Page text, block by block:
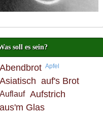
soll es sein?
Abendbrot Apfel
Asiatisch auf's Brot
Auflauf Aufstrich
aus'm Glas